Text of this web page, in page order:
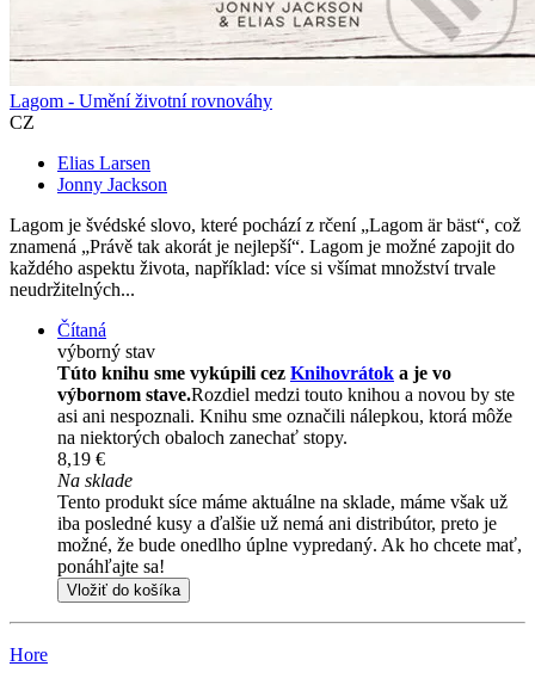
Lagom - Umění životní rovnováhy
CZ
Elias Larsen
Jonny Jackson
Lagom je švédské slovo, které pochází z rčení „Lagom är bäst“, což
znamená „Právě tak akorát je nejlepší“. Lagom je možné zapojit do
každého aspektu života, například: více si všímat množství trvale
neudržitelných...
Čítaná
výborný stav
Túto knihu sme vykúpili cez Knihovrátok a je vo
výbornom stave.Rozdiel medzi touto knihou a novou by ste
asi ani nespoznali. Knihu sme označili nálepkou, ktorá môže
na niektorých obaloch zanechať stopy.
8,19 €
Na sklade
Tento produkt síce máme aktuálne na sklade, máme však už
iba posledné kusy a ďalšie už nemá ani distribútor, preto je
možné, že bude onedlho úplne vypredaný. Ak ho chcete mať,
ponáhľajte sa!
Vložiť do košíka
Hore